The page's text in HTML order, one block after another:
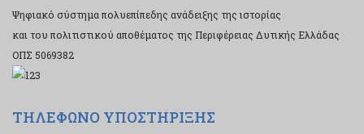
Ψηφιακό σύστημα πολυεπίπεδης ανάδειξης της ιστορίας
και του πολιτιστικού αποθέματος της Περιφέρειας Δυτικής Ελλάδας
ΟΠΣ 5069382
ΤΗΛΕΦΩΝΟ ΥΠΟΣΤΗΡΙΞΗΣ